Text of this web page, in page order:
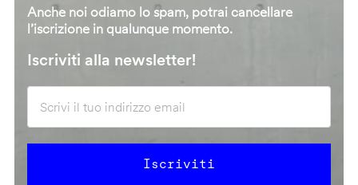
Anche noi odiamo lo spam, potrai cancellare
l’iscrizione in qualunque momento.
Iscriviti alla newsletter!